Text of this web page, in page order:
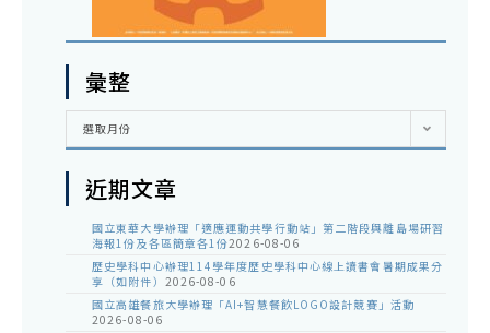
彙整
彙
選取月份
近期文章
國立東華大學辦理「適應運動共學行動站」第二階段與離島場研習
海報1份及各區簡章各1份2026-08-06
歷史學科中心辦理114學年度歷史學科中心線上讀書會暑期成果分
享（如附件） 2026-08-06
國立高雄餐旅大學辦理「AI+智慧餐飲LOGO設計競賽」活動
2026-08-06